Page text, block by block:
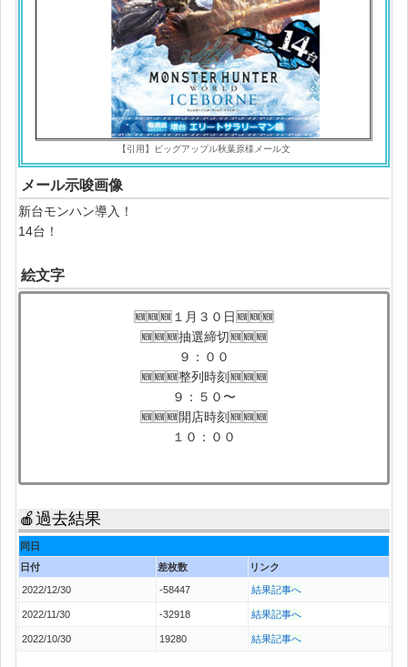
【引用】ビッグアップル秋葉原様メール文
メール示唆画像
新台モンハン導入！
14台！
絵文字
🆕🆕🆕１月３０日🆕🆕🆕
🆕🆕🆕抽選締切🆕🆕🆕
９：００
🆕🆕🆕整列時刻🆕🆕🆕
９：５０〜
🆕🆕🆕開店時刻🆕🆕🆕
１０：００
🍎過去結果
同日
日付
差枚数 リンク
2022/12/30 -58447 結果記事へ
2022/11/30 -32918 結果記事へ
2022/10/30 19280 結果記事へ